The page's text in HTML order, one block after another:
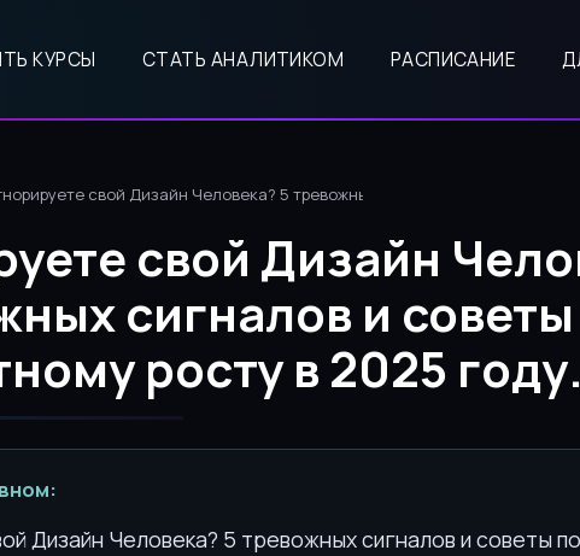
КУРСЫ СТАТЬ АНАЛИТИКОМ РАСПИСАНИЕ
свой Дизайн Человека? 5 тревожных сигналов и советы по
свой Дизайн
сигналов и
росту в 2025 году.
Дизайн Человека? 5 тревожных сигналов и советы по